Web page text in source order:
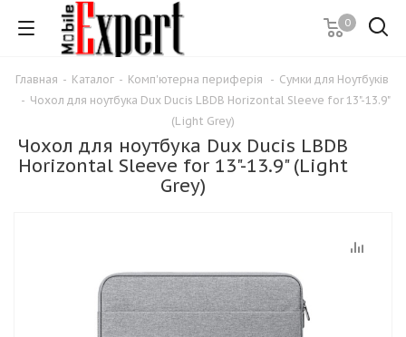
0
Главная - Каталог - Комп'ютерна периферія - Сумки для Ноутбуків
- Чохол для ноутбука Dux Ducis LBDB Horizontal Sleeve for 13"-13.9"
(Light Grey)
Чохол для ноутбука Dux Ducis LBDB
Horizontal Sleeve for 13"-13.9" (Light
Grey)